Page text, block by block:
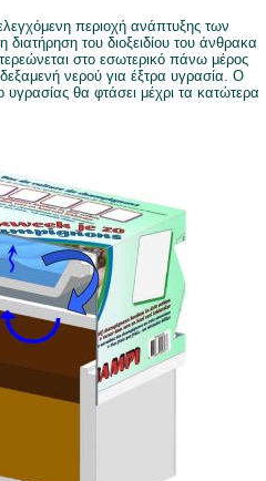
περιοχή ανάπτυξης των
του διοξειδίου του άνθρακα
στο εσωτερικό πάνω μέρος
νερού για έξτρα υγρασία. Ο
υγρασίας θα φτάσει μέχρι τα κατώτερα